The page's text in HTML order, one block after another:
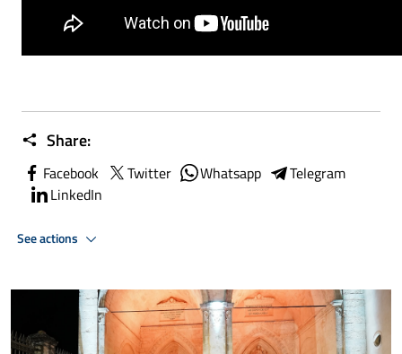
Share:
Facebook Twitter Whatsapp
Telegram
LinkedIn
See actions